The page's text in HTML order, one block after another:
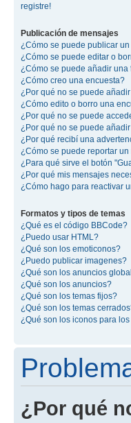
registre!
Publicación de mensajes
¿Cómo se puede publicar
¿Cómo se puede editar o
¿Cómo se puede añadir una
¿Cómo creo una encuesta?
¿Por qué no se puede
¿Cómo edito o borro una
¿Por qué no se puede
¿Por qué no se puede
¿Por qué recibí una
¿Cómo se puede reportar
¿Para qué sirve el botón
¿Por qué mis mensajes
¿Cómo hago para reactivar
Formatos y tipos de temas
¿Qué es el código BBCode?
¿Puedo usar HTML?
¿Qué son los emoticonos?
¿Puedo publicar imagenes?
¿Qué son los anuncios
¿Qué son los anuncios?
¿Qué son los temas fijos?
¿Qué son los temas
¿Qué son los iconos para
¿Por qué